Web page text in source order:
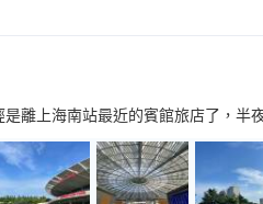
離上海南站最近的賓館旅店了，半